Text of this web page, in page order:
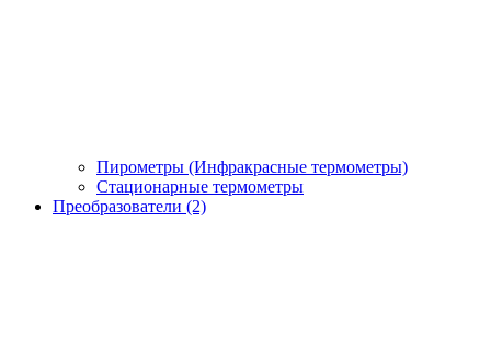
Пирометры (Инфракрасные термометры)
Стационарные термометры
Преобразователи (2)